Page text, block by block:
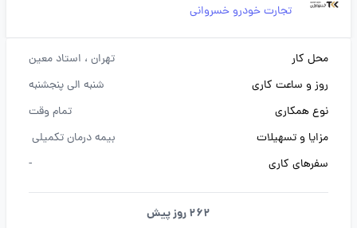
تجارت خودرو خسروانی
محل کار تهران ، استاد معین
روز و ساعت کاری
شنبه الی پنجشنبه
نوع همکاری
تمام وقت
مزایا و تسهیلات
بیمه درمان تکمیلی
سفرهای کاری
-
262 روز پیش